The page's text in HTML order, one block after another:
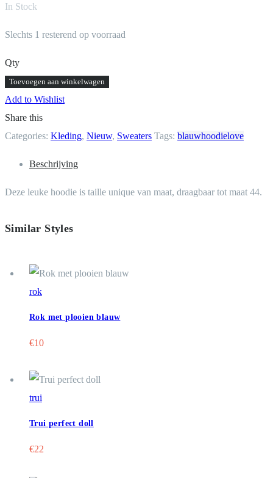
In Stock
Slechts 1 resterend op voorraad
Qty
Hoodie
LOVE
(blauw)
aantal
Toevoegen aan winkelwagen
Add to Wishlist
Share this
Categories: Kleding, Nieuw, Sweaters Tags: blauwhoodielove
Beschrijving
Deze leuke hoodie is taille unique van maat, draagbaar tot maat 44.
Similar Styles
rok
Rok met plooien blauw
€10
trui
Trui perfect doll
€22